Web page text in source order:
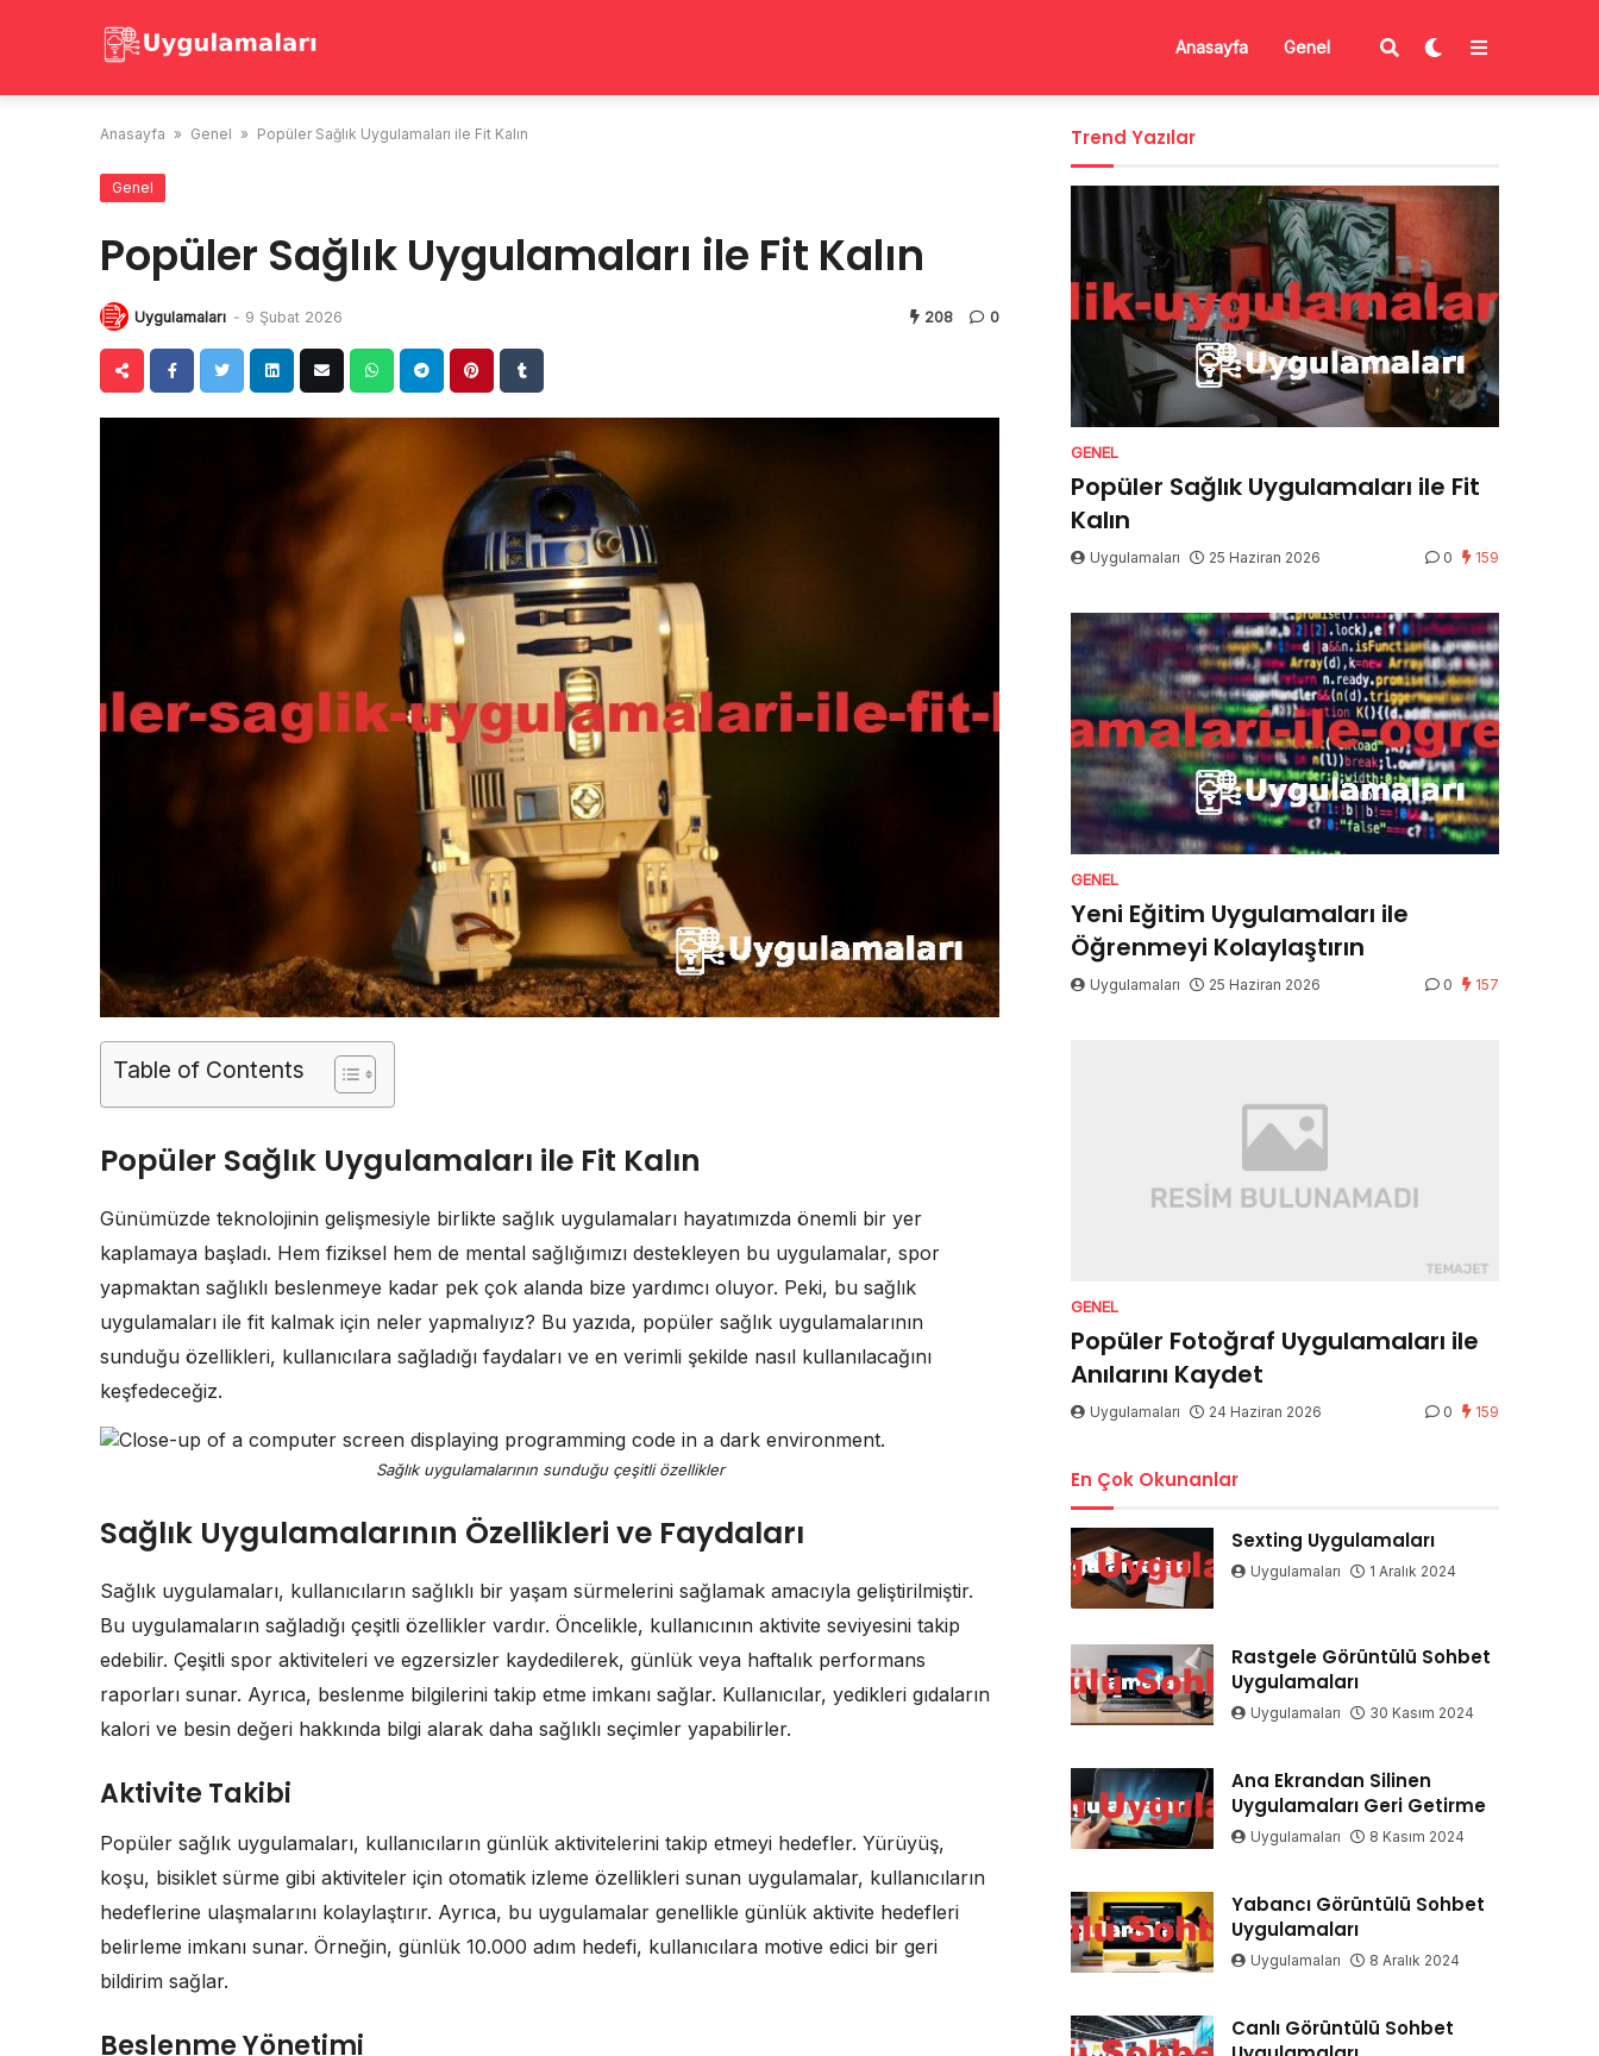
Anasayfa Genel
Anasayfa » Genel » Popüler Sağlık Uygulamaları ile Fit Kalın
Genel
Popüler Sağlık Uygulamaları ile Fit Kalın
Uygulamaları - 9 Şubat 2026 208 0
Table of Contents
Popüler Sağlık Uygulamaları ile Fit Kalın
Günümüzde teknolojinin gelişmesiyle birlikte sağlık uygulamaları hayatımızda önemli bir yer
kaplamaya başladı. Hem fiziksel hem de mental sağlığımızı destekleyen bu uygulamalar, spor
yapmaktan sağlıklı beslenmeye kadar pek çok alanda bize yardımcı oluyor. Peki, bu sağlık
uygulamaları ile fit kalmak için neler yapmalıyız? Bu yazıda, popüler sağlık uygulamalarının
sunduğu özellikleri, kullanıcılara sağladığı faydaları ve en verimli şekilde nasıl kullanılacağını
keşfedeceğiz.
Sağlık uygulamalarının sunduğu çeşitli özellikler
Sağlık Uygulamalarının Özellikleri ve Faydaları
Sağlık uygulamaları, kullanıcıların sağlıklı bir yaşam sürmelerini sağlamak amacıyla geliştirilmiştir.
Bu uygulamaların sağladığı çeşitli özellikler vardır. Öncelikle, kullanıcının aktivite seviyesini takip
edebilir. Çeşitli spor aktiviteleri ve egzersizler kaydedilerek, günlük veya haftalık performans
raporları sunar. Ayrıca, beslenme bilgilerini takip etme imkanı sağlar. Kullanıcılar, yedikleri gıdaların
kalori ve besin değeri hakkında bilgi alarak daha sağlıklı seçimler yapabilirler.
Aktivite Takibi
Popüler sağlık uygulamaları, kullanıcıların günlük aktivitelerini takip etmeyi hedefler. Yürüyüş,
koşu, bisiklet sürme gibi aktiviteler için otomatik izleme özellikleri sunan uygulamalar, kullanıcıların
hedeflerine ulaşmalarını kolaylaştırır. Ayrıca, bu uygulamalar genellikle günlük aktivite hedefleri
belirleme imkanı sunar. Örneğin, günlük 10.000 adım hedefi, kullanıcılara motive edici bir geri
bildirim sağlar.
Beslenme Yönetimi
Trend Yazılar
GENEL
Popüler Sağlık Uygulamaları ile Fit
Kalın
Uygulamaları 25 Haziran 2026 0 159
GENEL
Yeni Eğitim Uygulamaları ile
Öğrenmeyi Kolaylaştırın
Uygulamaları 25 Haziran 2026 0 157
GENEL
Popüler Fotoğraf Uygulamaları ile
Anılarını Kaydet
Uygulamaları 24 Haziran 2026 0 159
En Çok Okunanlar
Sexting Uygulamaları
Uygulamaları 1 Aralık 2024
Rastgele Görüntülü Sohbet
Uygulamaları
Uygulamaları 30 Kasım 2024
Ana Ekrandan Silinen
Uygulamaları Geri Getirme
Uygulamaları 8 Kasım 2024
Yabancı Görüntülü Sohbet
Uygulamaları
Uygulamaları 8 Aralık 2024
Canlı Görüntülü Sohbet